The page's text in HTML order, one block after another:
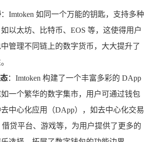
：Imtoken 如同一个万能的钥匙，支持多种
以太坊、比特币、EOS 等，这使得用户
管理不同链上的数字货币，大大提升了
：Imtoken 构建了一个丰富多彩的 DApp
一个繁华的数字集市，用户可通过钱包
中心化应用（DApp），如去中心化交易
贷平台、游戏等，为用户提供了更多的